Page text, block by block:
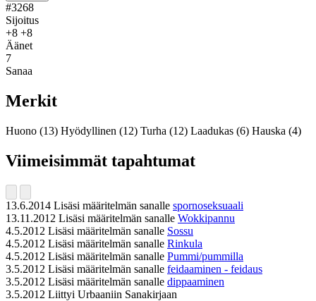
#3268
Sijoitus
+8 +8
Äänet
7
Sanaa
Merkit
Huono (13) Hyödyllinen (12) Turha (12) Laadukas (6) Hauska (4)
Viimeisimmät tapahtumat
13.6.2014 Lisäsi määritelmän sanalle spornoseksuaali
13.11.2012 Lisäsi määritelmän sanalle Wokkipannu
4.5.2012 Lisäsi määritelmän sanalle Sossu
4.5.2012 Lisäsi määritelmän sanalle Rinkula
4.5.2012 Lisäsi määritelmän sanalle Pummi/pummilla
3.5.2012 Lisäsi määritelmän sanalle feidaaminen - feidaus
3.5.2012 Lisäsi määritelmän sanalle dippaaminen
3.5.2012 Liittyi Urbaaniin Sanakirjaan